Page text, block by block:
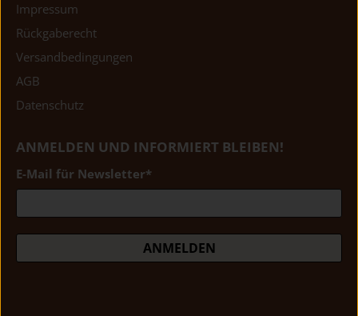
Impressum
Rückgaberecht
Versandbedingungen
AGB
Datenschutz
ANMELDEN UND INFORMIERT BLEIBEN!
E-Mail für Newsletter*
ANMELDEN